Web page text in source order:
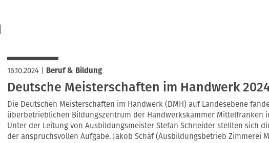
16.10.2024| Beruf & Bildung
Deutsche Meisterschaften im Handwerk
Die Deutschen Meisterschaften im Handwerk (DMH) auf Landesebene
überbetrieblichen Bildungszentrum der Handwerkskammer Mittelfranken
Unter der Leitung von Ausbildungsmeister Stefan Schneider stellten sich
der anspruchsvollen Aufgabe. Jakob Schäf (Ausbildungsbetrieb Zimmerei